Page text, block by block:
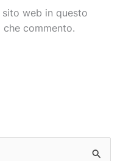
sito web in questo
commento.